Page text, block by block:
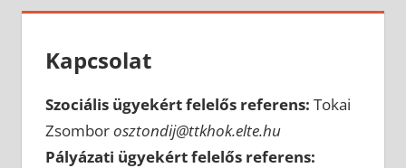
Kapcsolat
Szociális ügyekért felelős referens: Tokai
Zsomborosztondij@ttkhok.elte.hu
Pályázati ügyekért felelős referens: